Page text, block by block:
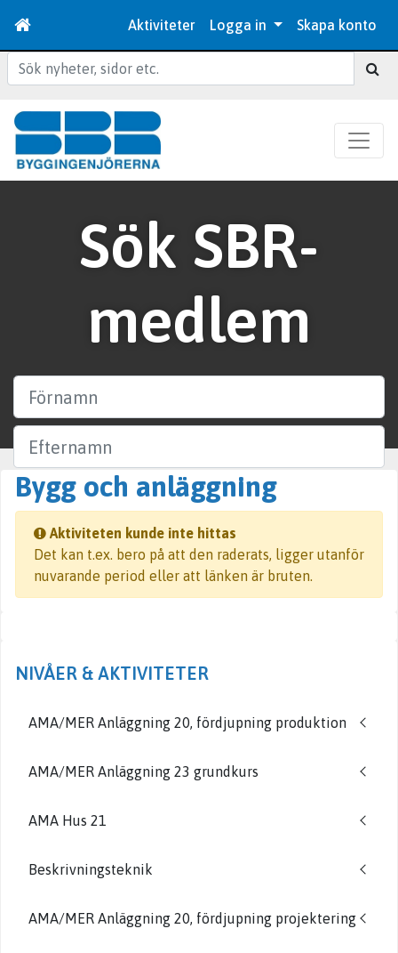
Aktiviteter Logga in Skapa konto
Sök
Sök SBR-
medlem
Företag
Sök
Bygg och anläggning
Aktiviteten kunde inte hittas
Det kan t.ex. bero på att den raderats, ligger utanför
nuvarande period eller att länken är bruten.
NIVÅER & AKTIVITETER
AMA/MER Anläggning 20, fördjupning produktion
AMA/MER Anläggning 23 grundkurs
AMA Hus 21
Beskrivningsteknik
AMA/MER Anläggning 20, fördjupning projektering